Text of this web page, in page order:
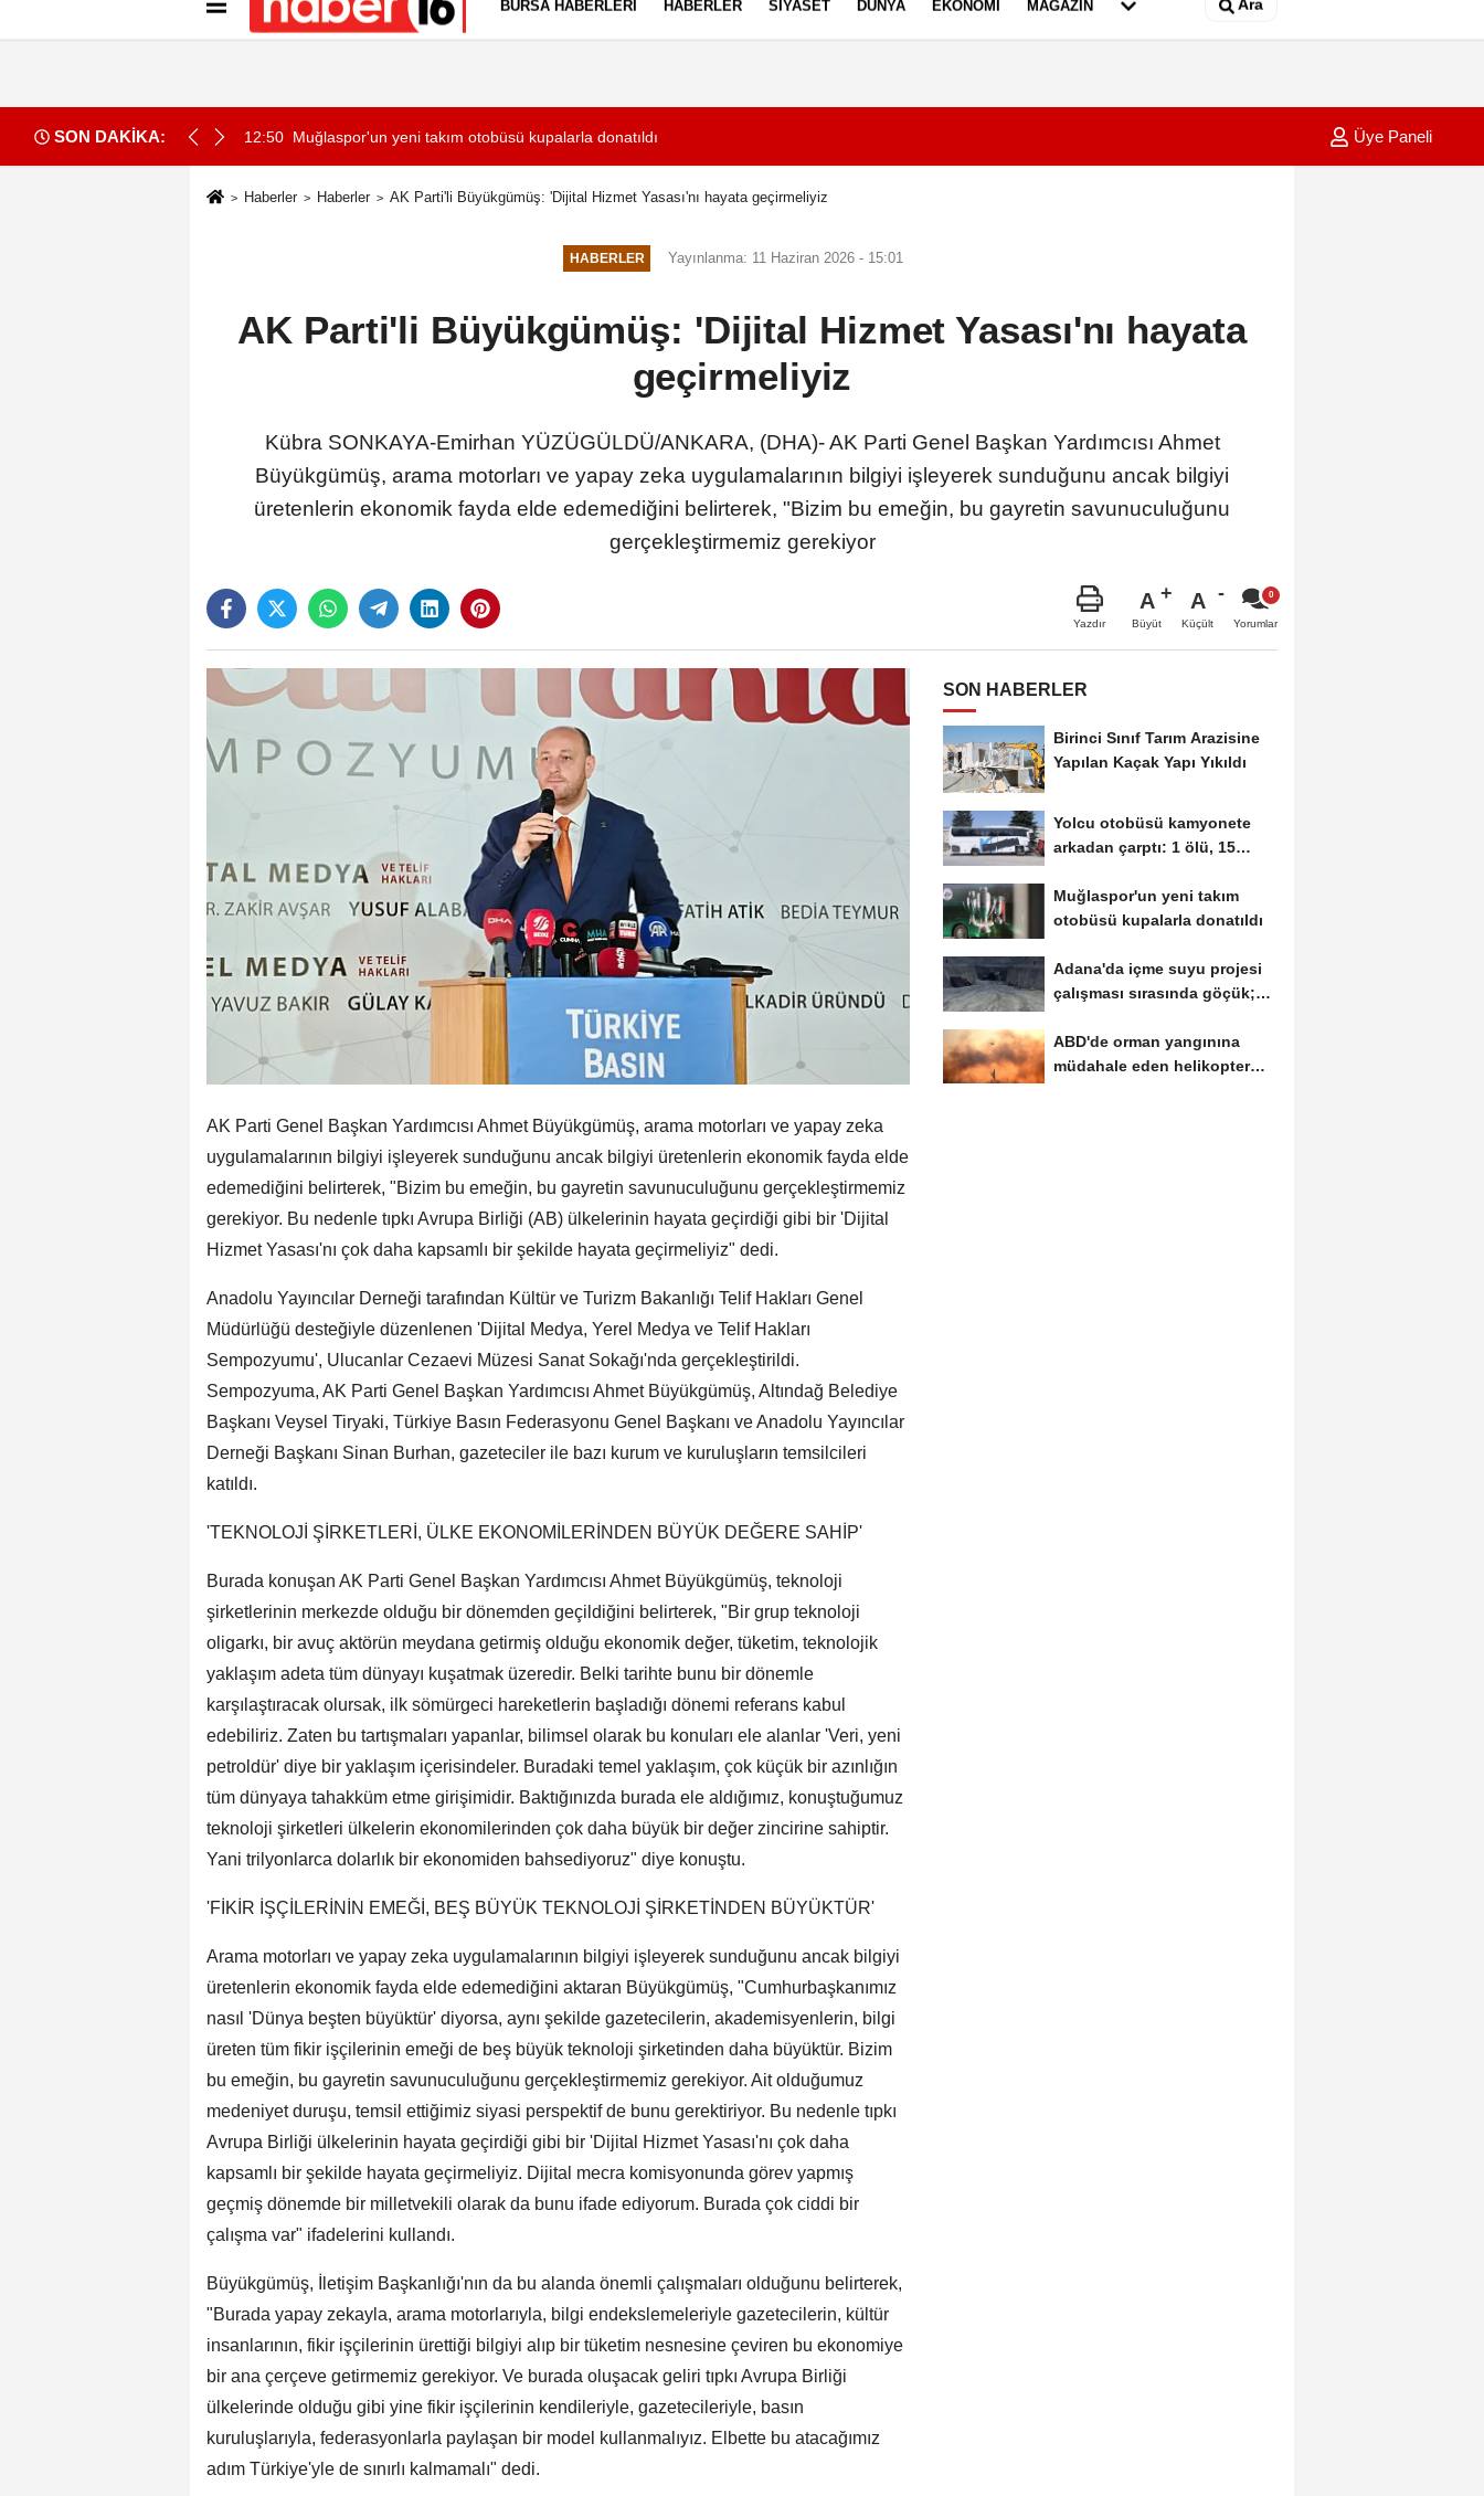
İletişim Gizlilik İlkeleri
BURSA HABERLERI HABERLER SIYASET DÜNYA EKONOMI MAGAZIN Ara
SON DAKİKA:
1 ölü, 15 yaralı 12:50 Muğlaspor'un yeni takım otobüsü kupalarla donatıldı Adana'da içme suyu projesi çalışması sırasında göçük; arama-kurtarma ekipleri sevk
12:33
Üye Paneli
Haberler Haberler AK Parti'li Büyükgümüş: 'Dijital Hizmet Yasası'nı hayata geçirmeliyiz
HABERLER Yayınlanma: 11 Haziran 2026 - 15:01
AK Parti'li Büyükgümüş: 'Dijital Hizmet Yasası'nı hayata
geçirmeliyiz
Kübra SONKAYA-Emirhan YÜZÜGÜLDÜ/ANKARA, (DHA)- AK Parti Genel Başkan Yardımcısı Ahmet
Büyükgümüş, arama motorları ve yapay zeka uygulamalarının bilgiyi işleyerek sunduğunu ancak bilgiyi
üretenlerin ekonomik fayda elde edemediğini belirterek, "Bizim bu emeğin, bu gayretin savunuculuğunu
gerçekleştirmemiz gerekiyor
Yazdır
A
Büyüt
A
Küçült Yorumlar
AK Parti Genel Başkan Yardımcısı Ahmet Büyükgümüş, arama motorları ve yapay zeka
uygulamalarının bilgiyi işleyerek sunduğunu ancak bilgiyi üretenlerin ekonomik fayda elde
edemediğini belirterek, "Bizim bu emeğin, bu gayretin savunuculuğunu gerçekleştirmemiz
gerekiyor. Bu nedenle tıpkı Avrupa Birliği (AB) ülkelerinin hayata geçirdiği gibi bir 'Dijital
Hizmet Yasası'nı çok daha kapsamlı bir şekilde hayata geçirmeliyiz" dedi.
Anadolu Yayıncılar Derneği tarafından Kültür ve Turizm Bakanlığı Telif Hakları Genel
Müdürlüğü desteğiyle düzenlenen 'Dijital Medya, Yerel Medya ve Telif Hakları
Sempozyumu', Ulucanlar Cezaevi Müzesi Sanat Sokağı'nda gerçekleştirildi.
Sempozyuma, AK Parti Genel Başkan Yardımcısı Ahmet Büyükgümüş, Altındağ Belediye
Başkanı Veysel Tiryaki, Türkiye Basın Federasyonu Genel Başkanı ve Anadolu Yayıncılar
Derneği Başkanı Sinan Burhan, gazeteciler ile bazı kurum ve kuruluşların temsilcileri
katıldı.
'TEKNOLOJİ ŞİRKETLERİ, ÜLKE EKONOMİLERİNDEN BÜYÜK DEĞERE SAHİP'
Burada konuşan AK Parti Genel Başkan Yardımcısı Ahmet Büyükgümüş, teknoloji
şirketlerinin merkezde olduğu bir dönemden geçildiğini belirterek, "Bir grup teknoloji
oligarkı, bir avuç aktörün meydana getirmiş olduğu ekonomik değer, tüketim, teknolojik
yaklaşım adeta tüm dünyayı kuşatmak üzeredir. Belki tarihte bunu bir dönemle
karşılaştıracak olursak, ilk sömürgeci hareketlerin başladığı dönemi referans kabul
edebiliriz. Zaten bu tartışmaları yapanlar, bilimsel olarak bu konuları ele alanlar 'Veri, yeni
petroldür' diye bir yaklaşım içerisindeler. Buradaki temel yaklaşım, çok küçük bir azınlığın
tüm dünyaya tahakküm etme girişimidir. Baktığınızda burada ele aldığımız, konuştuğumuz
teknoloji şirketleri ülkelerin ekonomilerinden çok daha büyük bir değer zincirine sahiptir.
Yani trilyonlarca dolarlık bir ekonomiden bahsediyoruz" diye konuştu.
'FİKİR İŞÇİLERİNİN EMEĞİ, BEŞ BÜYÜK TEKNOLOJİ ŞİRKETİNDEN BÜYÜKTÜR'
Arama motorları ve yapay zeka uygulamalarının bilgiyi işleyerek sunduğunu ancak bilgiyi
üretenlerin ekonomik fayda elde edemediğini aktaran Büyükgümüş, "Cumhurbaşkanımız
nasıl 'Dünya beşten büyüktür' diyorsa, aynı şekilde gazetecilerin, akademisyenlerin, bilgi
üreten tüm fikir işçilerinin emeği de beş büyük teknoloji şirketinden daha büyüktür. Bizim
bu emeğin, bu gayretin savunuculuğunu gerçekleştirmemiz gerekiyor. Ait olduğumuz
medeniyet duruşu, temsil ettiğimiz siyasi perspektif de bunu gerektiriyor. Bu nedenle tıpkı
Avrupa Birliği ülkelerinin hayata geçirdiği gibi bir 'Dijital Hizmet Yasası'nı çok daha
kapsamlı bir şekilde hayata geçirmeliyiz. Dijital mecra komisyonunda görev yapmış
geçmiş dönemde bir milletvekili olarak da bunu ifade ediyorum. Burada çok ciddi bir
çalışma var" ifadelerini kullandı.
Büyükgümüş, İletişim Başkanlığı'nın da bu alanda önemli çalışmaları olduğunu belirterek,
"Burada yapay zekayla, arama motorlarıyla, bilgi endekslemeleriyle gazetecilerin, kültür
insanlarının, fikir işçilerinin ürettiği bilgiyi alıp bir tüketim nesnesine çeviren bu ekonomiye
bir ana çerçeve getirmemiz gerekiyor. Ve burada oluşacak geliri tıpkı Avrupa Birliği
ülkelerinde olduğu gibi yine fikir işçilerinin kendileriyle, gazetecileriyle, basın
kuruluşlarıyla, federasyonlarla paylaşan bir model kullanmalıyız. Elbette bu atacağımız
adım Türkiye'yle de sınırlı kalmamalı" dedi.
SON HABERLER
Birinci Sınıf Tarım Arazisine
Yapılan Kaçak Yapı Yıkıldı
Yolcu otobüsü kamyonete
arkadan çarptı: 1 ölü, 15
Muğlaspor'un yeni takım
otobüsü kupalarla donatıldı
Adana'da içme suyu projesi
çalışması sırasında göçük;
ABD'de orman yangınına
müdahale eden helikopter